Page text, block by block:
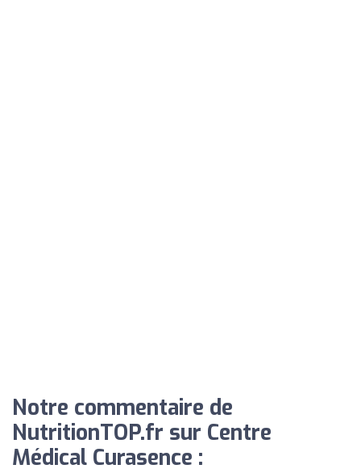
Notre commentaire de
NutritionTOP.fr sur Centre
Médical Curasence :